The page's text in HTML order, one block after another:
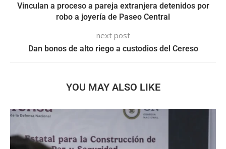
Vinculan a proceso a pareja extranjera detenidos por
robo a joyería de Paseo Central
next post
Dan bonos de alto riego a custodios del Cereso
YOU MAY ALSO LIKE